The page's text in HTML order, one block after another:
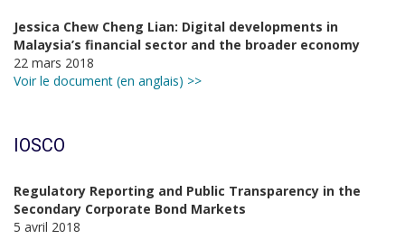
Jessica Chew Cheng Lian: Digital developments in
Malaysia’s financial sector and the broader economy
22 mars 2018
Voir le document (en anglais) >>
IOSCO
Regulatory Reporting and Public Transparency in the
Secondary Corporate Bond Markets
5 avril 2018